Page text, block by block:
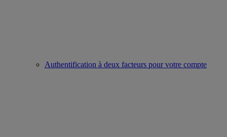
Authentification à deux facteurs pour votre compte